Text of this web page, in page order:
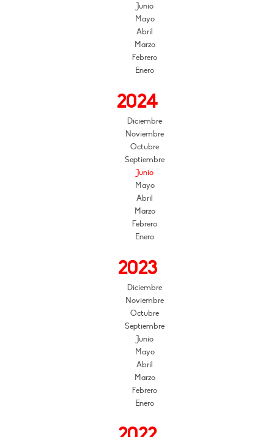
Junio
Mayo
Abril
Marzo
Febrero
Enero
2024
Diciembre
Noviembre
Octubre
Septiembre
Junio
Mayo
Abril
Marzo
Febrero
Enero
2023
Diciembre
Noviembre
Octubre
Septiembre
Junio
Mayo
Abril
Marzo
Febrero
Enero